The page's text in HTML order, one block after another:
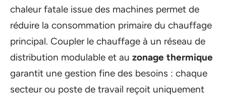
chaleur fatale issue des machines permet de
réduire la consommation primaire du chauffage
principal. Coupler le chauffage à un réseau de
distribution modulable et au zonage thermique
garantit une gestion fine des besoins : chaque
secteur ou poste de travail reçoit uniquement